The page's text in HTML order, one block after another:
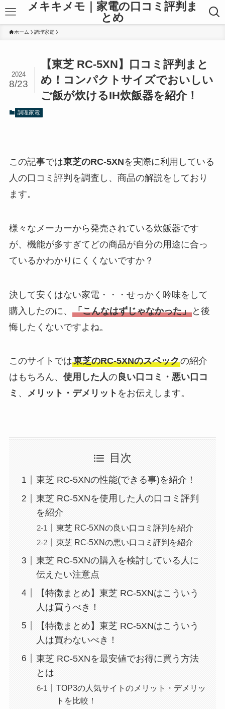
メキキメモ｜家電の口コミ評判ま
とめ
ホーム 調理家電
【東芝 RC-5XN】口コミ評判まと
め！コンパクトサイズでおいしい
ご飯が炊けるIH炊飯器を紹介！
2024
8/23
調理家電
この記事では東芝のRC-5XNを実際に利用している
人の口コミ評判を調査し、商品の解説をしており
ます。
様々なメーカーから発売されている炊飯器です
が、機能が多すぎてどの商品が自分の用途に合っ
ているかわかりにくくないですか？
決して安くはない家電・・・せっかく吟味をして
購入したのに、 「こんなはずじゃなかった」と後
悔したくないですよね。
このサイトでは東芝のRC-5XNのスペックの紹介
はもちろん、 使用した人の良い口コミ・悪い口コ
ミ 、 メリット・デメリット をお伝えします。
目次
東芝 RC-5XNの性能(できる事)を紹介！
東芝 RC-5XNを使用した人の口コミ評判
を紹介
東芝 RC-5XNの良い口コミ評判を紹介
東芝 RC-5XNの悪い口コミ評判を紹介
東芝 RC-5XNの購入を検討している人に
伝えたい注意点
【特徴まとめ】東芝 RC-5XNはこういう
人は買うべき！
【特徴まとめ】東芝 RC-5XNはこういう
人は買わないべき！
東芝 RC-5XNを最安値でお得に買う方法
とは
TOP3の人気サイトのメリット・デメリッ
トを比較！